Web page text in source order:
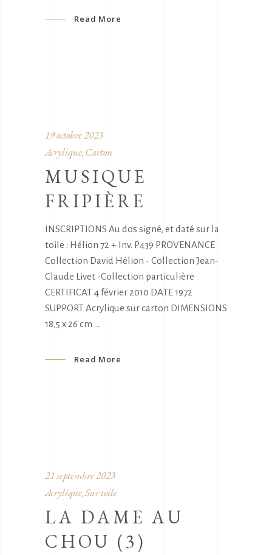
Read More
19 octobre 2023
Acrylique, Carton
MUSIQUE
FRIPIÈRE
INSCRIPTIONS Au dos signé, et daté sur la
toile : Hélion 72 + Inv. P439 PROVENANCE
Collection David Hélion - Collection Jean-
Claude Livet -Collection particulière
CERTIFICAT 4 février 2010 DATE 1972
SUPPORT Acrylique sur carton DIMENSIONS
18,5 x 26 cm
Read More
21 septembre 2023
Acrylique Sur toile
LA DAME AU
CHOU (3)